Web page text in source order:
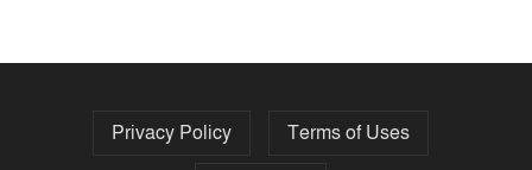
নির্বাচনের তফসিল ৮-১৫ ডিসেম্বরের মধ্যে
Privacy Policy
Terms of Uses